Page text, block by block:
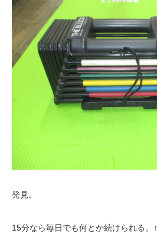
発見。
15分なら毎日でも何とか続けられる。↑